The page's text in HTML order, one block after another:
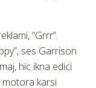
“Grrr”.
ses Garrison
hic ikna edici
motora karsi